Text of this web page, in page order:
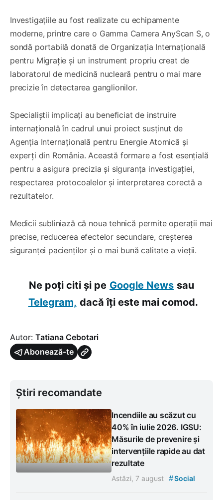
Investigațiile au fost realizate cu echipamente
moderne, printre care o Gamma Camera AnyScan S, o
sondă portabilă donată de Organizația Internațională
pentru Migrație și un instrument propriu creat de
laboratorul de medicină nucleară pentru o mai mare
precizie în detectarea ganglionilor.
Specialiștii implicați au beneficiat de instruire
internațională în cadrul unui proiect susținut de
Agenția Internațională pentru Energie Atomică și
experți din România. Această formare a fost esențială
pentru a asigura precizia și siguranța investigației,
respectarea protocoalelor și interpretarea corectă a
rezultatelor.
Medicii subliniază că noua tehnică permite operații mai
precise, reducerea efectelor secundare, creșterea
siguranței pacienților și o mai bună calitate a vieții.
Ne poți citi și pe Google News sau
Telegram, dacă îți este mai comod.
Autor: Tatiana Cebotari
Abonează-te
Știri recomandate
Incendiile au scăzut cu
40% în iulie 2026. IGSU:
Măsurile de prevenire și
intervențiile rapide au dat
rezultate
Astăzi, 7 august #Social